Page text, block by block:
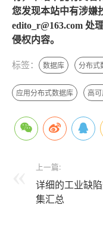
您发现本站中有涉嫌
edito_r@163.com 处
侵权内容。
标签： 数据库 分布式
应用分布式数据库 高
上一篇:
详细的工业缺
集汇总